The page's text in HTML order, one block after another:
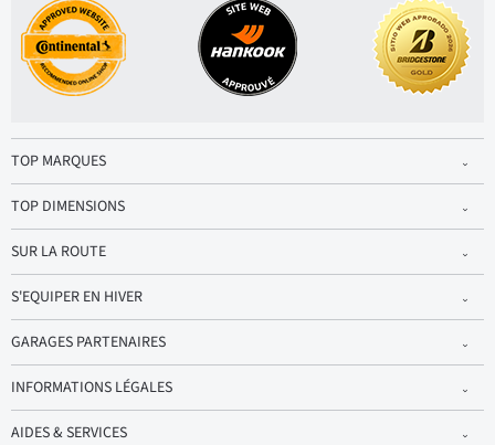
TOP MARQUES
TOP DIMENSIONS
SUR LA ROUTE
S'EQUIPER EN HIVER
GARAGES PARTENAIRES
INFORMATIONS LÉGALES
AIDES & SERVICES